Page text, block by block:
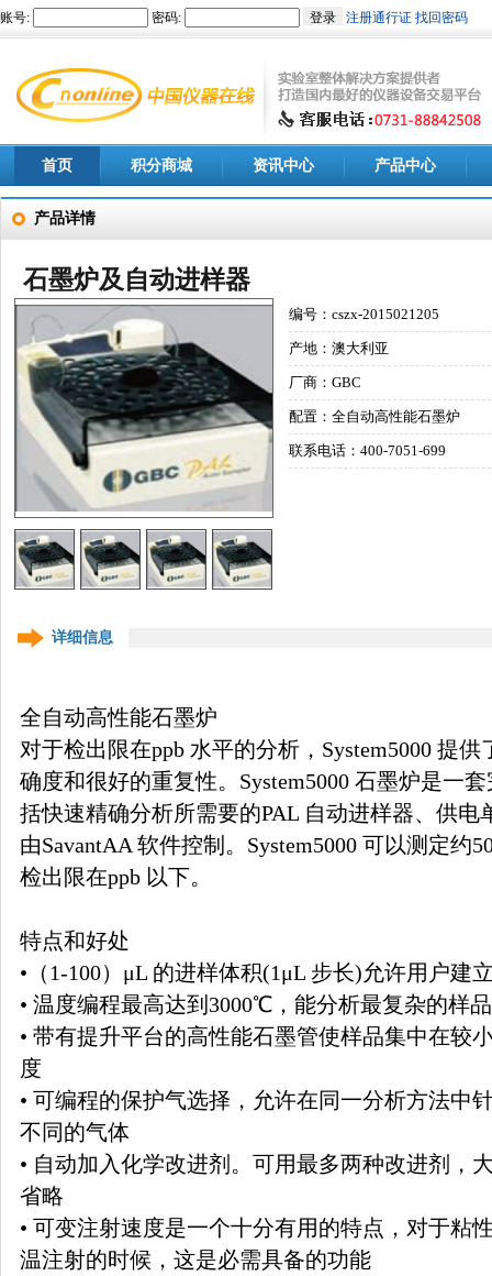
首页 积分商城 资讯中心 产品中心
产品详情
石墨炉及自动进样器
编号：cszx-2015021205
产地：澳大利亚
厂商：GBC
配置：全自动高性能石墨炉
联系电话：400-7051-699
详细信息
全自动高性能石墨炉
对于检出限在ppb 水平的分析，System5000 提
确度和很好的重复性。System5000 石墨炉是一
括快速精确分析所需要的PAL 自动进样器、供电
由SavantAA 软件控制。System5000 可以测定约
检出限在ppb 以下。
特点和好处
•（1-100）μL 的进样体积(1μL 步长)允许用户建
• 温度编程最高达到3000℃，能分析最复杂的样品
• 带有提升平台的高性能石墨管使样品集中在较
度
• 可编程的保护气选择，允许在同一分析方法中
不同的气体
• 自动加入化学改进剂。可用最多两种改进剂，
省略
• 可变注射速度是一个十分有用的特点，对于粘
温注射的时候，这是必需具备的功能